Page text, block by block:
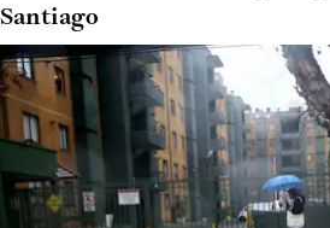
Santiago